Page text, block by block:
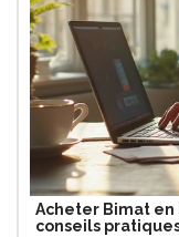
Acheter Bimat
conseils